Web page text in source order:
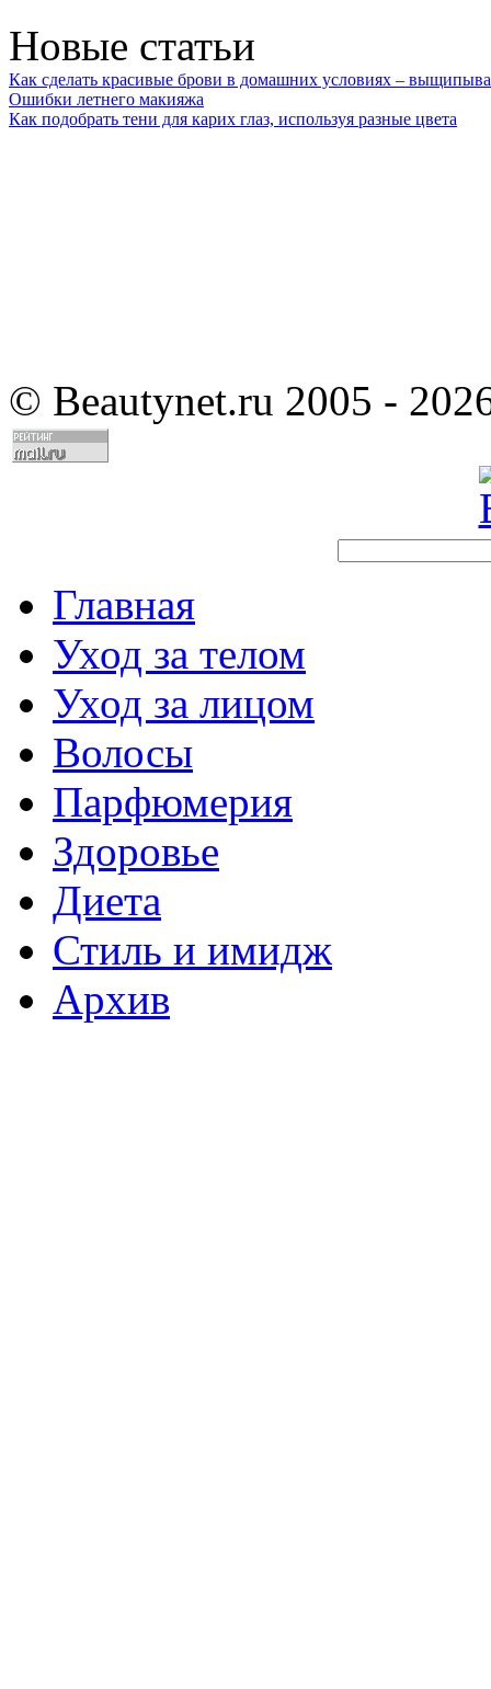
Новые статьи
Как сделать красивые брови в домашних условиях –
Ошибки летнего макияжа
Как подобрать тени для карих глаз, используя разные цвета
© Beautynet.ru 2005 -
Главная
Уход за телом
Уход за лицом
Волосы
Парфюмерия
Здоровье
Диета
Стиль и имидж
Архив